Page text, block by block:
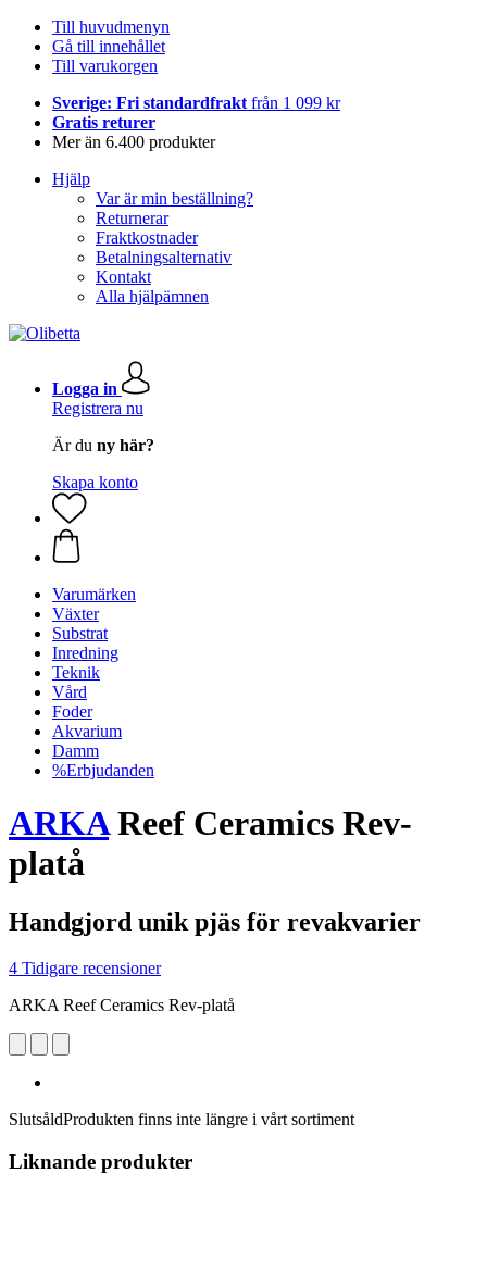
Till huvudmenyn
Gå till innehållet
Till varukorgen
Sverige: Fri standardfrakt från 1 099 kr
Gratis returer
Mer än 6.400 produkter
Hjälp
Var är min beställning?
Returnerar
Fraktkostnader
Betalningsalternativ
Kontakt
Alla hjälpämnen
Logga in
Registrera nu
Är du ny här?
Skapa konto
Varumärken
Växter
Substrat
Inredning
Teknik
Vård
Foder
Akvarium
Damm
%Erbjudanden
ARKAReef Ceramics Rev-
platå
Handgjord unik pjäs för revakvarier
4 Tidigare recensioner
ARKA Reef Ceramics Rev-platå
SlutsåldProdukten finns inte längre i vårt sortiment
Liknande produkter